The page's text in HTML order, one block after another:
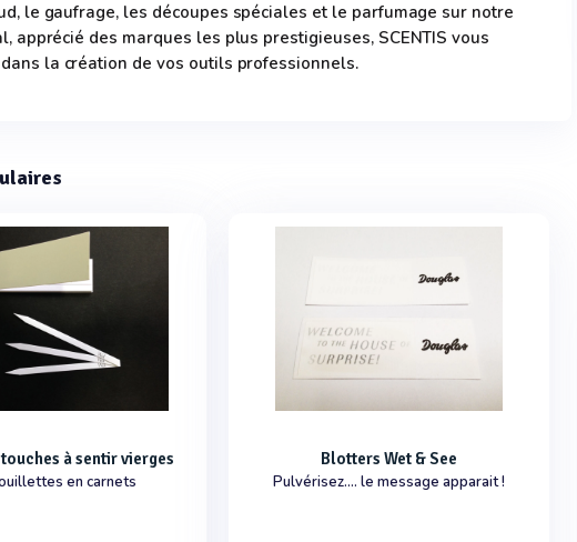
le gaufrage, les découpes spéciales et le parfumage sur notre
apprécié des marques les plus prestigieuses, SCENTIS vous
la création de vos outils professionnels.
à sentir vierges
en carnets
Blotters Wet & See
Pulvérisez.... le message apparait !